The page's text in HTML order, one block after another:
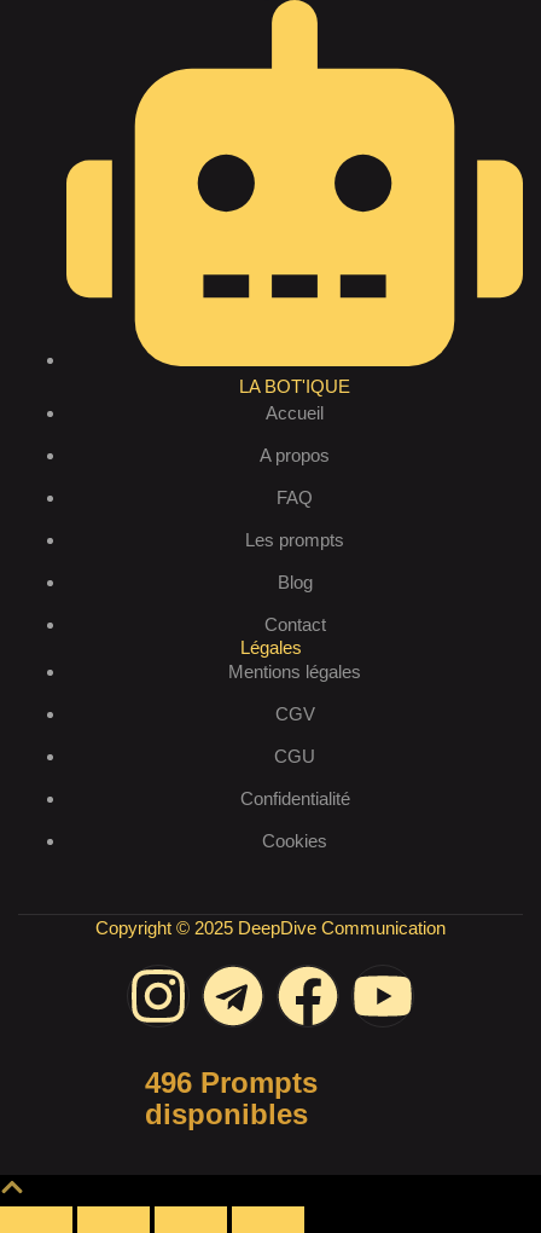
LA BOT'IQUE
Accueil
A propos
FAQ
Les prompts
Blog
Contact
Légales
Mentions légales
CGV
CGU
Confidentialité
Cookies
Copyright © 2025 DeepDive Communication
496 Prompts
disponibles